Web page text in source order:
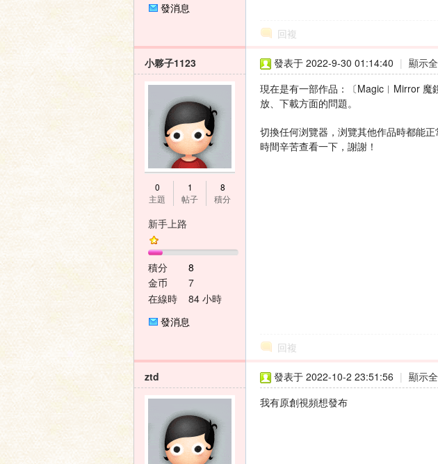
發消息
回複
小夥子1123
0
主題
1
帖子
8
積分
新手上路
積分
8
金币
7
在線時
84 小時
發消息
發表于 2022-9-30 01:14:40 | 顯示
現在是有一部作品：〔Magic︱Mirror
放、下載方面的問題。
切換任何浏覽器，浏覽其他作品時都能
時間辛苦查看一下，謝謝！
回複
ztd 發表于 2022-10-2 23:51:56 | 顯示
我有原創視頻想發布